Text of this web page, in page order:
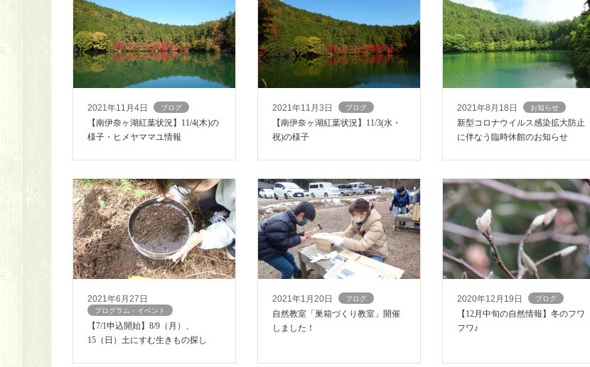
2021年11月4日 ブログ
【南伊奈ヶ湖紅葉状況】11/4(木)の
様子・ヒメヤママユ情報
2021年11月3日 ブログ
【南伊奈ヶ湖紅葉状況】11/3(水・
祝)の様子
2021年8月18日 お知らせ
新型コロナウイルス感染拡大防止
に伴なう臨時休館のお知らせ
2021年6月27日
プログラム・イベント
【7/1申込開始】8/9（月）、
15（日）土にすむ生きもの探し
2021年1月20日 ブログ
自然教室「巣箱づくり教室」開催
しました！
2020年12月19日 ブログ
【12月中旬の自然情報】冬のフワ
フワ♪